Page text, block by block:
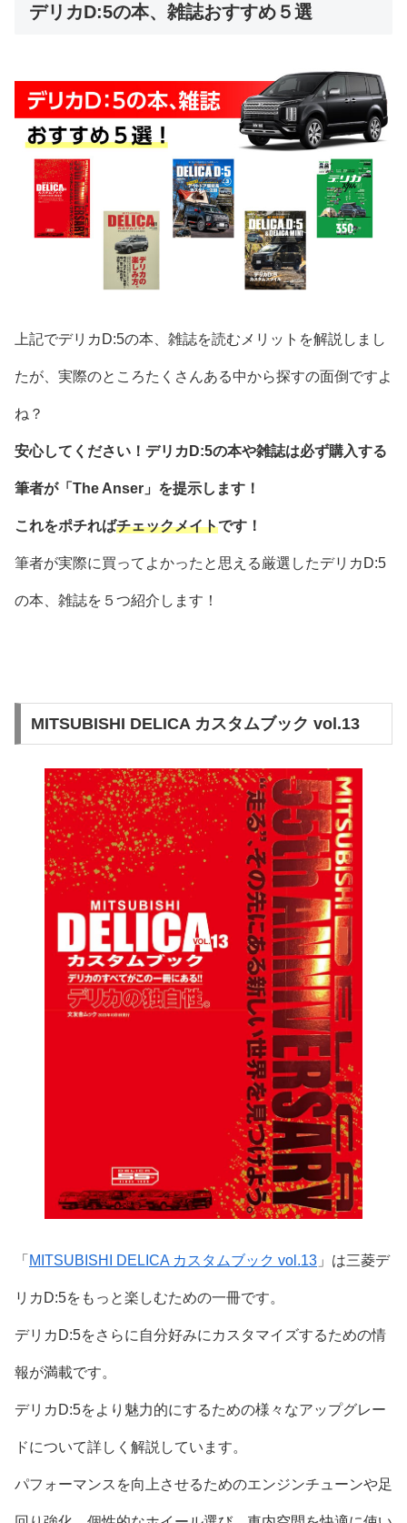
デリカD:5の本、雑誌おすすめ５選
上記でデリカD:5の本、雑誌を読むメリットを解説しまし
たが、実際のところたくさんある中から探すの面倒ですよ
ね？
安心してください！デリカD:5の本や雑誌は必ず購入する
筆者が「The Anser」を提示します！
これをポチればチェックメイトです！
筆者が実際に買ってよかったと思える厳選したデリカD:5
の本、雑誌を５つ紹介します！
MITSUBISHI DELICA カスタムブック vol.13
「 MITSUBISHI DELICA カスタムブック vol.13 」は三菱デ
リカD:5をもっと楽しむための一冊です。
デリカD:5をさらに自分好みにカスタマイズするための情
報が満載です。
デリカD:5をより魅力的にするための様々なアップグレー
ドについて詳しく解説しています。
パフォーマンスを向上させるためのエンジンチューンや足